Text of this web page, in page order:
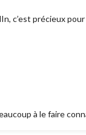
c’est précieux
à le faire